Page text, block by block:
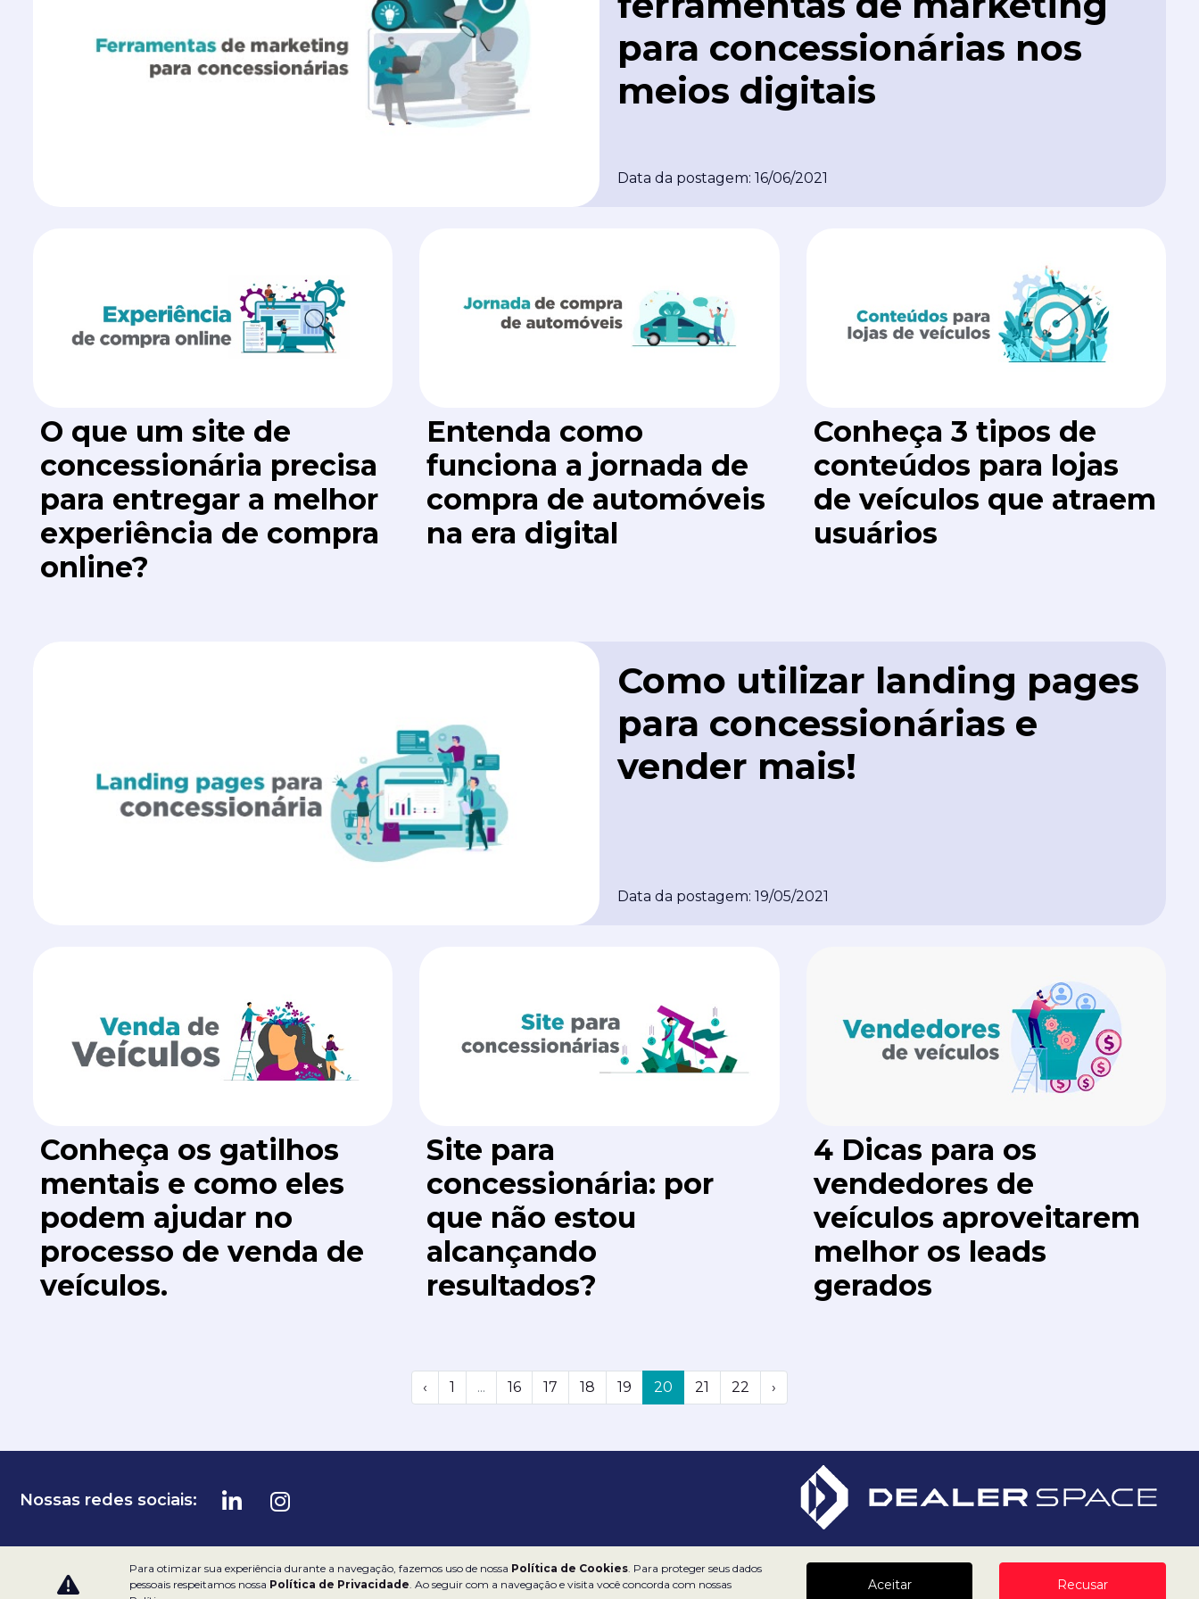
para concessionárias nos
meios digitais
Data da postagem: 16/06/2021
O que um site de
concessionária precisa
para entregar a melhor
experiência de compra
online?
Entenda como
funciona a jornada de
compra de automóveis
na era digital
Conheça 3 tipos de
conteúdos para lojas
de veículos que atraem
usuários
Como utilizar landing pages
para concessionárias e
vender mais!
Data da postagem: 19/05/2021
Conheça os gatilhos
mentais e como eles
podem ajudar no
processo de venda de
veículos.
Site para
concessionária: por
que não estou
alcançando
resultados?
4 Dicas para os
vendedores de
veículos aproveitarem
melhor os leads
gerados
‹ 1 ... 16 17 18 19 20 21 22 ›
Nossas redes sociais:
Dealerspace SAPara otimizar sua experiência durante a navegação, fazemos uso de nossa Política de Cookies. Para proteger seus dados
pessoais respeitamos nossa Política de Privacidade. Ao seguir com a navegação e visita você concorda com nossas
Aceitar Recusar